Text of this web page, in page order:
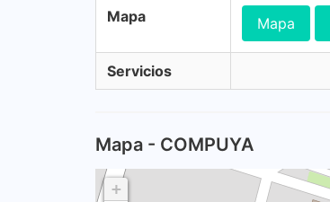
Mapa Mapa
Servicios
Mapa - COMPUYA
+